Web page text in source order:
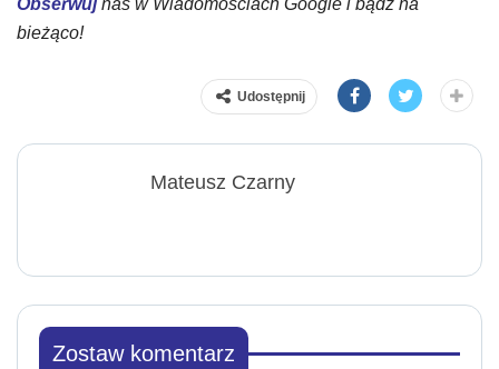
Obserwujnas w Wiadomościach Google i bądź na
bieżąco!
Udostępnij
Mateusz Czarny
Zostaw komentarz